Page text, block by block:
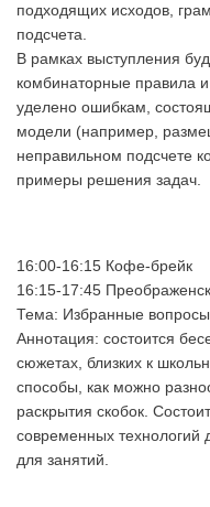
подходящих исходов,
подсчета.
В рамках выступления
комбинаторные правила
уделено ошибкам,
модели (например,
неправильном подсчете
примеры решения задач.
16:00-16:15 Кофе-брейк
16:15-17:45
Тема: Избранные
Аннотация: состоится
сюжетах, близких к
способы, как можно
раскрытия скобок.
современных технологий
для занятий.